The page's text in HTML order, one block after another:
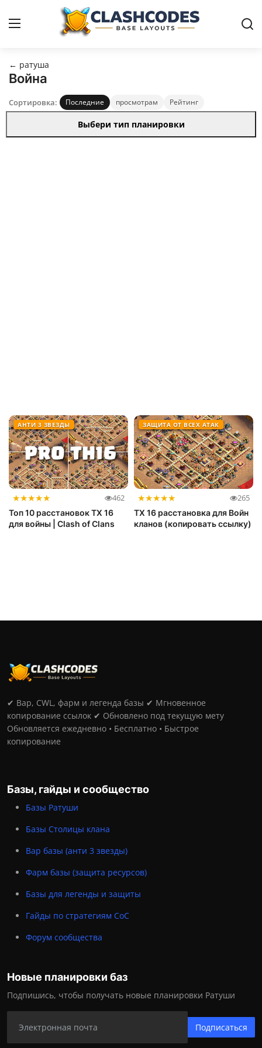
Расстановки
Русский
← ратуша
Война
Сортировка: Последние просмотрам Рейтинг
Выбери тип планировки
АНТИ 3 ЗВЕЗДЫ
★★★★★ 462
Топ 10 расстановок ТХ 16
для войны | Clash of Clans
ЗАЩИТА ОТ ВСЕХ АТАК
★★★★★ 265
ТХ 16 расстановка для Войн
кланов (копировать ссылку)
✔ Вар, CWL, фарм и легенда базы ✔ Мгновенное
копирование ссылок ✔ Обновлено под текущую мету
Обновляется ежедневно • Бесплатно • Быстрое
копирование
Базы, гайды и сообщество
Базы Ратуши
Базы Столицы клана
Вар базы (анти 3 звезды)
Фарм базы (защита ресурсов)
Базы для легенды и защиты
Гайды по стратегиям CoC
Форум сообщества
Новые планировки баз
Подпишись, чтобы получать новые планировки Ратуши
Подписаться